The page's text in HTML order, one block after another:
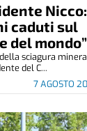
Nicco:
caduti sul
del mondo”
7 AGOSTO
sciagura
del C...